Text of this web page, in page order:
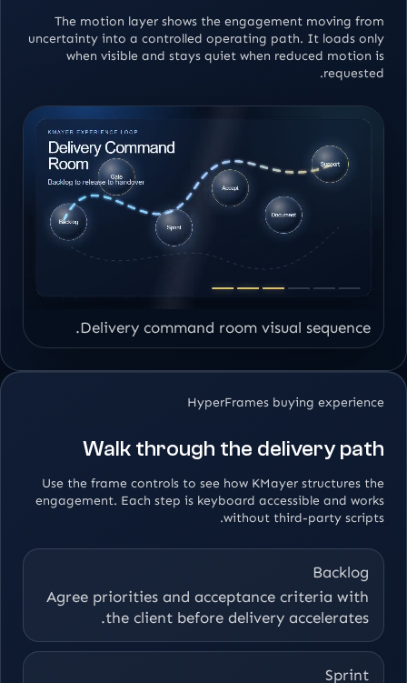
The motion layer shows the engagement moving from
uncertainty into a controlled operating path. It loads only
when visible and stays quiet when reduced motion is
requested.
Delivery command room visual sequence.
HyperFrames buying experience
Walk through the delivery path
Use the frame controls to see how KMayer structures the
engagement. Each step is keyboard accessible and works
without third-party scripts.
Backlog
Agree priorities and acceptance criteria with
the client before delivery accelerates.
Sprint